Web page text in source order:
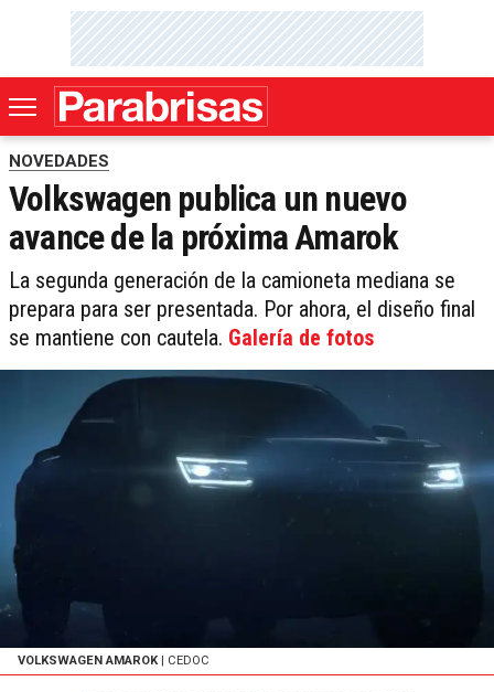
NOVEDADES
Volkswagen publica un nuevo
avance de la próxima Amarok
La segunda generación de la camioneta mediana se
prepara para ser presentada. Por ahora, el diseño final
se mantiene con cautela. Galería de fotos
VOLKSWAGEN AMAROK| CEDOC